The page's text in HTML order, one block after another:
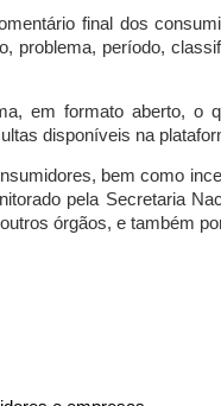
final dos
problema, período,
em formato aberto, o
disponíveis na
bem como
pela Secretaria
órgãos, e também